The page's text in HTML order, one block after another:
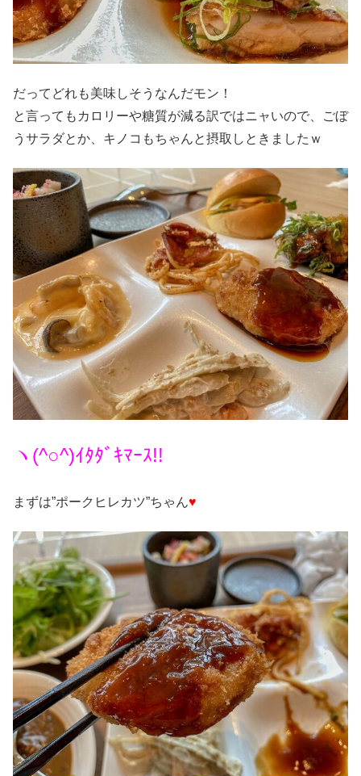
だってどれも美味しそうなんだモン！
と言ってもカロリーや糖質が減る訳ではニャいので、ごぼ
うサラダとか、キノコもちゃんと摂取しときましたｗ
ヽ(^○^)ｲﾀﾀﾞｷﾏｰｽ!!
まずは”ポークヒレカツ”ちゃん♥